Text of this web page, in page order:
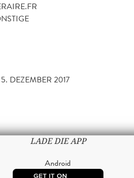
5. DEZEMBER 2017
LADE DIE APP
Android